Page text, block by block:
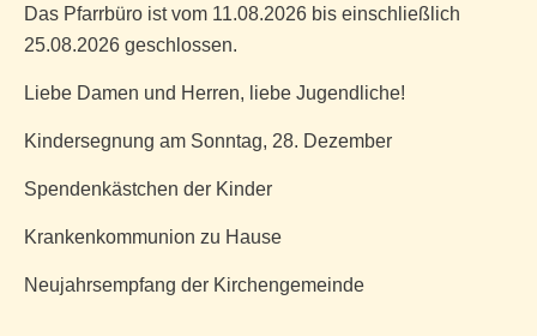
Das Pfarrbüro ist vom 11.08.2026 bis einschließlich
25.08.2026 geschlossen.
Liebe Damen und Herren, liebe Jugendliche!
Kindersegnung am Sonntag, 28. Dezember
Spendenkästchen der Kinder
Krankenkommunion zu Hause
Neujahrsempfang der Kirchengemeinde